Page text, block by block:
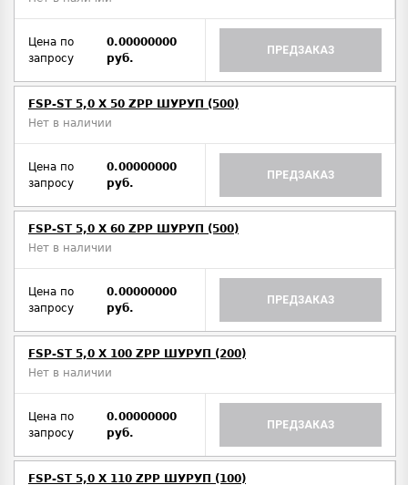
Цена по
запросу
0.00000000
руб.
ПРЕДЗАКАЗ
FSP-ST 5,0 X 50 ZPP ШУРУП (500)
Нет в наличии
Цена по
запросу
0.00000000
руб.
ПРЕДЗАКАЗ
FSP-ST 5,0 X 60 ZPP ШУРУП (500)
Нет в наличии
Цена по
запросу
0.00000000
руб.
ПРЕДЗАКАЗ
FSP-ST 5,0 X 100 ZPP ШУРУП (200)
Нет в наличии
Цена по
запросу
0.00000000
руб.
ПРЕДЗАКАЗ
FSP-ST 5,0 X 110 ZPP ШУРУП (100)